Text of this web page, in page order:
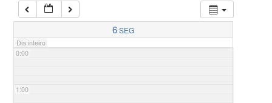
6SEG
Dia inteiro
0:00
1:00